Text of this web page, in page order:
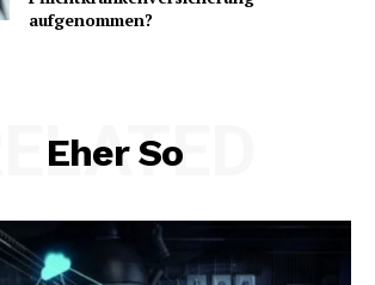
aufgenommen?
Eher So
RELATED